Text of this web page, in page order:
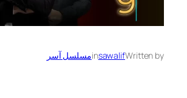
Written by
sawalif
inمسلسل آسر